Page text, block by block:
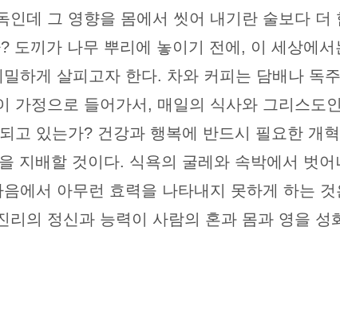
인데 그 영향을 몸에서 씻어 내기란 술보다 더
도끼가 나무 뿌리에 놓이기 전에, 이 세상에
하게 살피고자 한다. 차와 커피는 담배나 독
가정으로 들어가서, 매일의 식사와 그리스도
고 있는가? 건강과 행복에 반드시 필요한 개
지배할 것이다. 식욕의 굴레와 속박에서 벗
에서 아무런 효력을 나타내지 못하게 하는
의 정신과 능력이 사람의 혼과 몸과 영을 성